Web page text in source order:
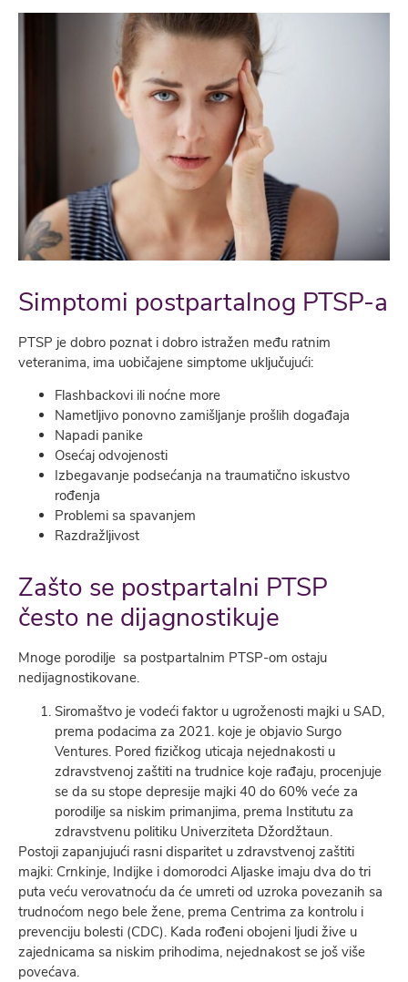
Simptomi postpartalnog PTSP-a
PTSP je dobro poznat i dobro istražen među ratnim
veteranima, ima uobičajene simptome uklјučujući:
Flashbackovi ili noćne more
Nametlјivo ponovno zamišlјanje prošlih događaja
Napadi panike
Osećaj odvojenosti
Izbegavanje podsećanja na traumatično iskustvo
rođenja
Problemi sa spavanjem
Razdražlјivost
Zašto se postpartalni PTSP
često ne dijagnostikuje
Mnoge porodilje sa postpartalnim PTSP-om ostaju
nedijagnostikovane.
Siromaštvo je vodeći faktor u ugroženosti majki u SAD,
prema podacima za 2021. koje je objavio Surgo
Ventures. Pored fizičkog uticaja nejednakosti u
zdravstvenoj zaštiti na trudnice koje rađaju, procenjuje
se da su stope depresije majki 40 do 60% veće za
porodilje sa niskim primanjima, prema Institutu za
zdravstvenu politiku Univerziteta Džordžtaun.
Postoji zapanjujući rasni disparitet u zdravstvenoj zaštiti
majki: Crnkinje, Indijke i domorodci Alјaske imaju dva do tri
puta veću verovatnoću da će umreti od uzroka povezanih sa
trudnoćom nego bele žene, prema Centrima za kontrolu i
prevenciju bolesti (CDC). Kada rođeni obojeni lјudi žive u
zajednicama sa niskim prihodima, nejednakost se još više
povećava.